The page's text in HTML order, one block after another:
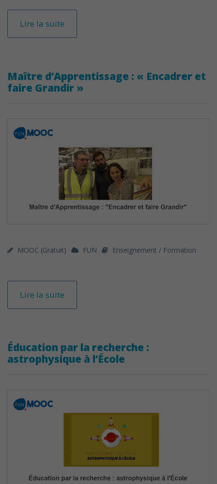
Lire la suite
Maître d’Apprentissage : « Encadrer et
faire Grandir »
MOOC (gratuit) FUN Enseignement / Formation
Lire la suite
Éducation par la recherche :
astrophysique à l’École